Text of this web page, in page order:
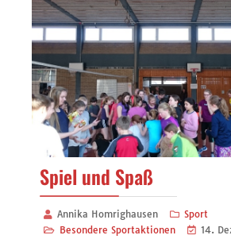
Spiel und Spaß
Annika Homrighausen
Sport
Besondere Sportaktionen
14.